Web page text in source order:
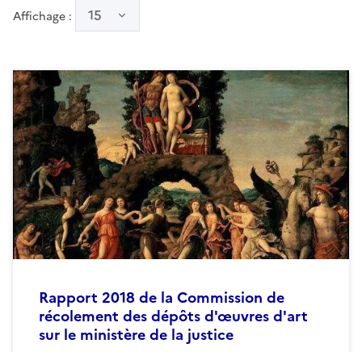
Affichage : 15
Rapport 2018 de la Commission de
récolement des dépôts d'œuvres d'art
sur le ministère de la justice